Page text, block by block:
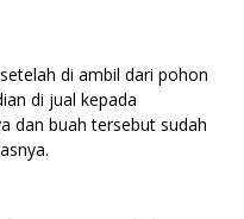
di ambil dari pohon
di jual kepada
dan buah tersebut sudah